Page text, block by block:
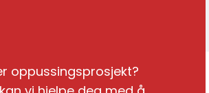
oppussingsprosjekt?